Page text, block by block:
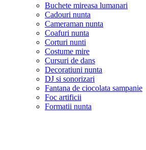
Buchete mireasa lumanari
Cadouri nunta
Cameraman nunta
Coafuri nunta
Corturi nunti
Costume mire
Cursuri de dans
Decoratiuni nunta
DJ si sonorizari
Fantana de ciocolata sampanie
Foc artificii
Formatii nunta